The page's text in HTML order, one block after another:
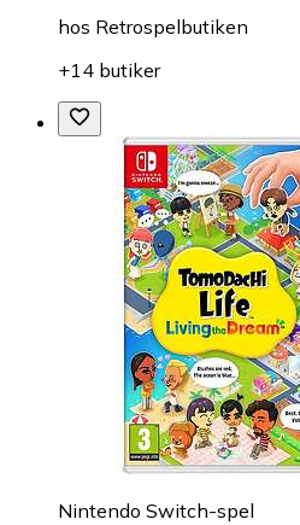
hos Retrospelbutiken
+14 butiker
Nintendo Switch-spel